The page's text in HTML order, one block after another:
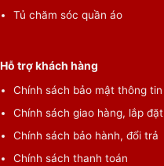
Tủ chăm sóc quần áo
Hỗ trợ khách hàng
Chính sách bảo mật thông tin
Chính sách giao hàng, lắp đặt
Chính sách bảo hành, đổi trả
Chính sách thanh toán